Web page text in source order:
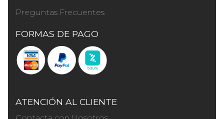
Preguntas Frecuentes
FORMAS DE PAGO
ATENCIÓN AL CLIENTE